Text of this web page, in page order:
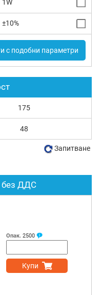
1W
±10%
с подобни параметри
без ДДС
Опак. 2500
Купи
175
48
Запитване